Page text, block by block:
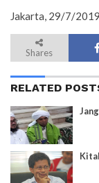
Jakarta, 29/7/2019
Shares
RELATED